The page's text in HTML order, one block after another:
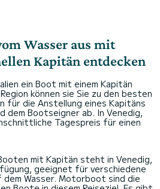
Wasser aus mit
Kapitän entdecken
ein Boot mit einem Kapitän
können sie Sie zu den besten
für die Anstellung eines Kapitäns
dem Bootseigner ab. In Venedig,
Tagespreis für einen
mit Kapitän steht in Venedig,
geeignet für verschiedene
Wasser. Motorboot sind die